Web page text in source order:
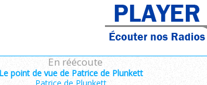
En réécoute
Le point de vue de Patrice de Plunkett
de Sales 36/106
Seigneur